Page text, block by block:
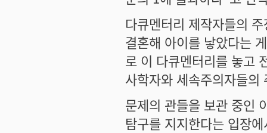
다큐멘터리 제작자들의
결혼해 아이를 낳았다는
로 이 다큐멘터리를 놓고
사학자와 세속주의자들
문제의 관들을 보관 중인
탐구를 지지한다는 입장